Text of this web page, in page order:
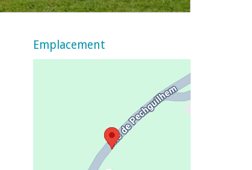
Emplacement